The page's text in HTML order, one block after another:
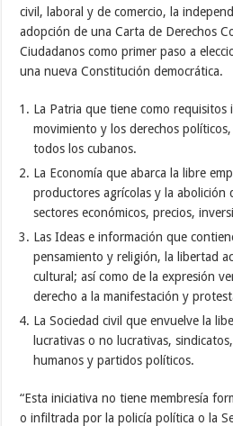
civil, laboral y de comercio, la
adopción de una Carta de Derechos
Ciudadanos como primer paso a
una nueva Constitución democrática.
La Patria que tiene como requisitos
movimiento y los derechos
todos los cubanos.
La Economía que abarca la libre
productores agrícolas y la abolición
sectores económicos, precios,
Las Ideas e información que
pensamiento y religión, la libertad
cultural; así como de la expresión
derecho a la manifestación y
La Sociedad civil que envuelve la
lucrativas o no lucrativas,
humanos y partidos políticos.
“Esta iniciativa no tiene membresía
o infiltrada por la policía política o la